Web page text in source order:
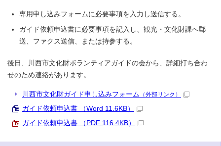
専用申し込みフォームに必要事項を入力し送信する。
ガイド依頼申込書に必要事項を記入し、観光・文化財課へ郵
送、ファクス送信、または持参する。
後日、川西市文化財ボランティアガイドの会から、詳細打ち合わ
せのため連絡があります。
川西市文化財ガイド申し込みフォーム （外部リンク）
ガイド依頼申込書 （Word 11.6KB）
ガイド依頼申込書 （PDF 116.4KB）